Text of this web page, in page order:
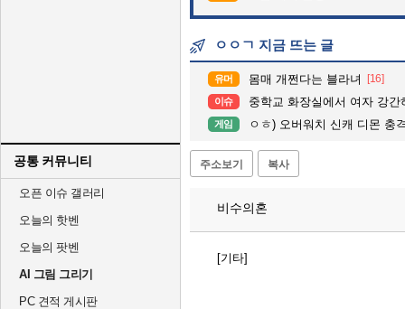
공통 커뮤니티
오픈 이슈 갤러리
오늘의 핫벤
오늘의 팟벤
AI 그림 그리기
PC 견적 게시판
ㅇㅇㄱ 지금 뜨는 글
유머 몸매 개쩐다는 블라녀 [16]
이슈 중학교 화장실에서 여자 강간하다
게임 ㅇㅎ) 오버워치 신캐 디몬 충
주소보기 복사
비수의혼
[기타]